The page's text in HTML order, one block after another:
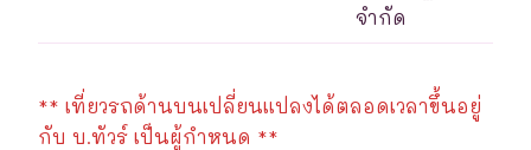
จำกัด
** เที่ยวรถด้านบนเปลี่ยนแปลงได้ตลอดเวลาขึ้นอยู่
กับ บ.ทัวร์ เป็นผู้กำหนด **